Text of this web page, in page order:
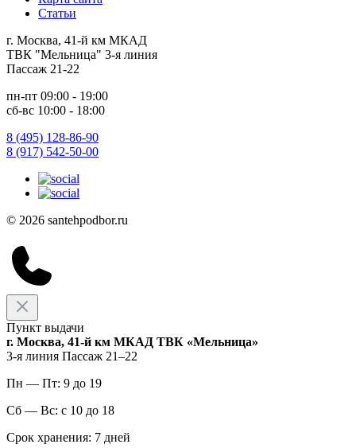
Статьи
г. Москва, 41-й км МКАД
ТВК "Мельница" 3-я линия
Пассаж 21-22
пн-пт 09:00 - 19:00
сб-вс 10:00 - 18:00
8 (495) 128-86-90
8 (917) 542-50-00
© 2026 santehpodbor.ru
Пункт выдачи
г. Москва, 41-й км МКАД ТВК «Мельница»
3-я линия Пассаж 21–22
Пн — Пт: 9 до 19
Сб — Вс: с 10 до 18
Срок хранения: 7 дней